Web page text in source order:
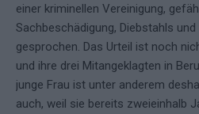
einer kriminellen Vereinigung,
Sachbeschädigung, Diebstahls
gesprochen. Das Urteil ist noch
und ihre drei Mitangeklagten in
junge Frau ist unter anderem
auch, weil sie bereits zweieinhalb